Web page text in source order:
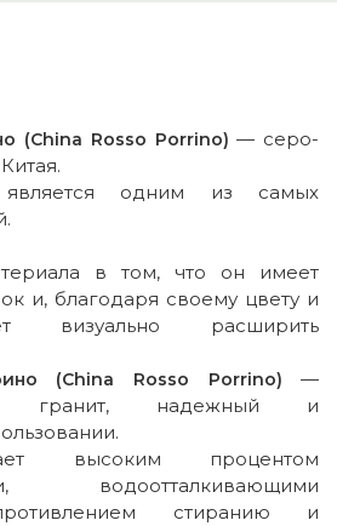
(China Rosso Porrino) — серо-
одним из самых
в том, что он имеет
и, благодаря своему цвету и
визуально расширить
(China Rosso Porrino) —
гранит, надежный и
высоким процентом
водоотталкивающими
стиранию и